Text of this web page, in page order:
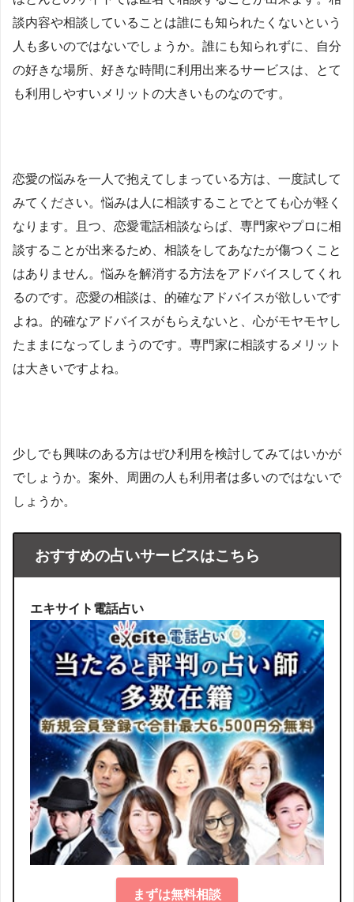
談内容や相談していることは誰にも知られたくないという
人も多いのではないでしょうか。誰にも知られずに、自分
の好きな場所、好きな時間に利用出来るサービスは、とて
も利用しやすいメリットの大きいものなのです。
恋愛の悩みを一人で抱えてしまっている方は、一度試して
みてください。悩みは人に相談することでとても心が軽く
なります。且つ、恋愛電話相談ならば、専門家やプロに相
談することが出来るため、相談をしてあなたが傷つくこと
はありません。悩みを解消する方法をアドバイスしてくれ
るのです。恋愛の相談は、的確なアドバイスが欲しいです
よね。的確なアドバイスがもらえないと、心がモヤモヤし
たままになってしまうのです。専門家に相談するメリット
は大きいですよね。
少しでも興味のある方はぜひ利用を検討してみてはいかが
でしょうか。案外、周囲の人も利用者は多いのではないで
しょうか。
おすすめの占いサービスはこちら
エキサイト電話占い
まずは無料相談